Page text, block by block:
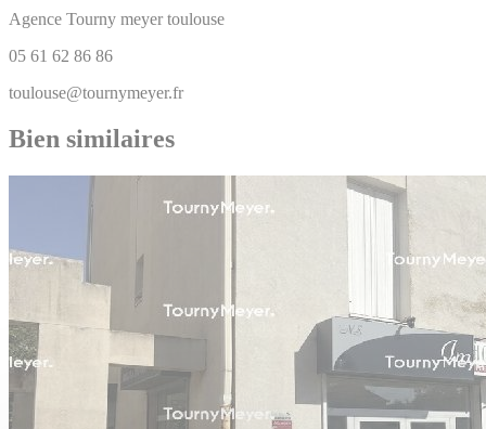
Agence Tourny meyer toulouse
05 61 62 86 86
toulouse@tournymeyer.fr
Bien similaires